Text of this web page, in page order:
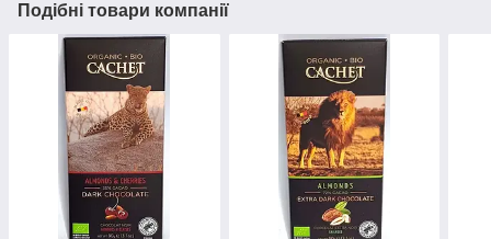
Подібні товари компанії